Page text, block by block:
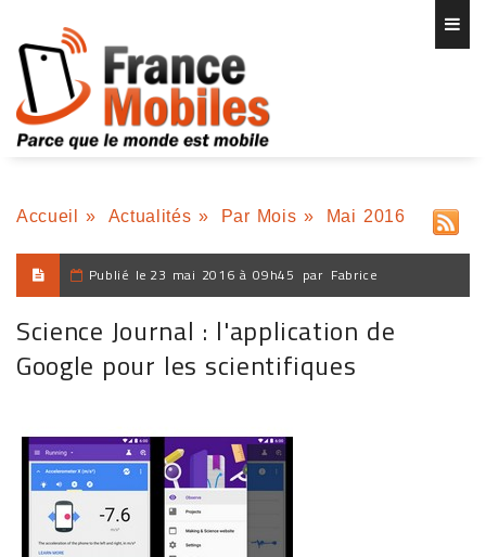
Accueil » Actualités » Par Mois » Mai 2016
Publié le 23 mai 2016 à 09h45 par Fabrice
Science Journal : l'application de
Google pour les scientifiques